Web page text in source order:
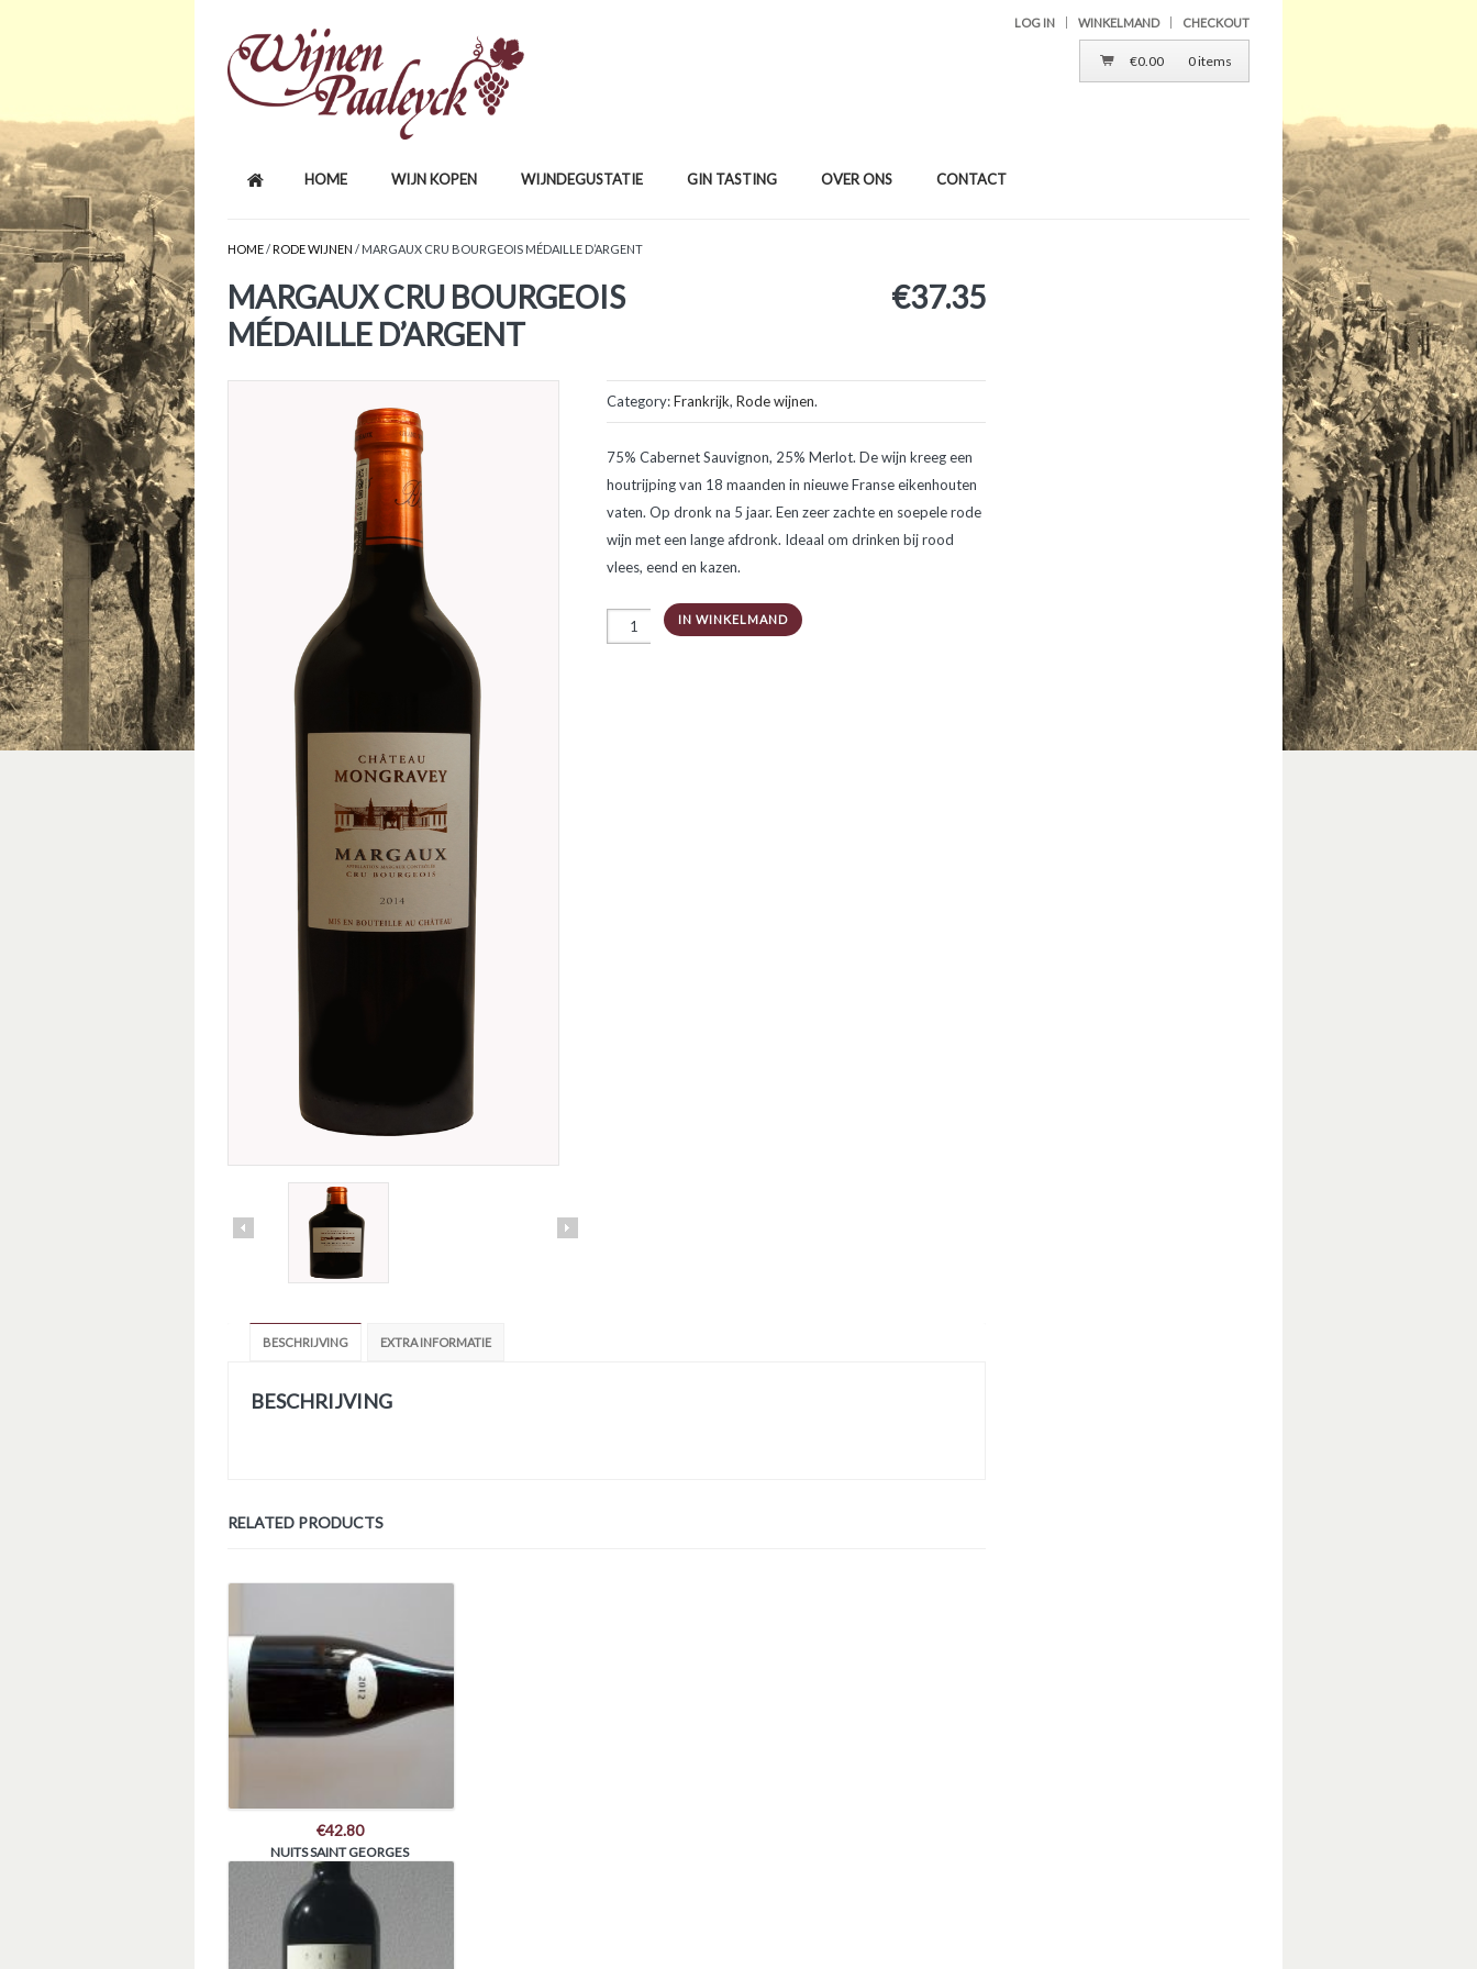
LOG IN WINKELMAND CHECKOUT
€0.00 0 items
HOME WIJN KOPEN WIJNDEGUSTATIE GIN TASTING OVER ONS CONTACT
HOME/ RODE WIJNEN / MARGAUX CRU BOURGEOIS MÉDAILLE D’ARGENT
MARGAUX CRU BOURGEOIS
MÉDAILLE D’ARGENT
€37.35
Category:Frankrijk, Rode wijnen.
75% Cabernet Sauvignon, 25% Merlot. De wijn kreeg een
houtrijping van 18 maanden in nieuwe Franse eikenhouten
vaten. Op dronk na 5 jaar. Een zeer zachte en soepele rode
wijn met een lange afdronk. Ideaal om drinken bij rood
vlees, eend en kazen.
Margaux
IN WINKELMAND
BESCHRIJVING EXTRA INFORMATIE
BESCHRIJVING
RELATED PRODUCTS
€42.80
NUITS SAINT GEORGES